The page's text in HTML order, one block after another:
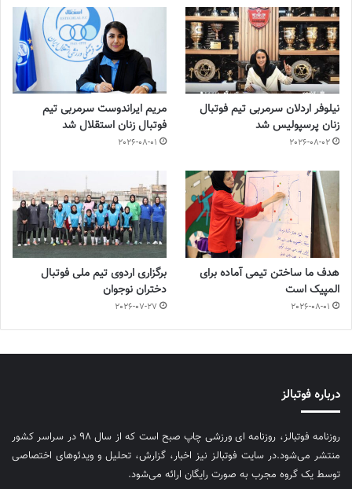
نیلوفر اردلان سرمربی تیم فوتبال
زنان پرسپولیس شد
2026-08-02
مریم ایراندوست سرمربی تیم
فوتبال زنان استقلال شد
2026-08-01
هدف ما ساختن تیمی آماده برای
المپیک است
2026-08-01
برگزاری اردوی تیم ملی فوتبال
دختران نوجوان
2026-07-27
درباره فوتبالز
روزنامه فوتبالز، روزنامه ای ورزشی چاپ صبح است که از سال ۹۸ در سراسر کشور
منتشر می‌شود.در سایت فوتبالز نیز اخبار، گزارش، تحلیل و ویدئوهای اختصاصی
توسط یک گروه مجرب به صورت رایگان ارائه می‌شود.